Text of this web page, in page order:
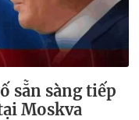
sẵn sàng tiếp
Moskva